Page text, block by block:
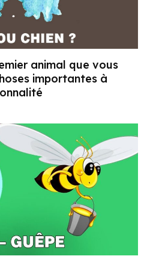
animal que vous
importantes à